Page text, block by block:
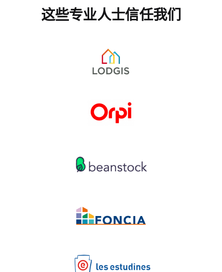
这些专业人士信任我们